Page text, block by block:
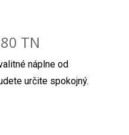
TN
náplne od
určite spokojný.